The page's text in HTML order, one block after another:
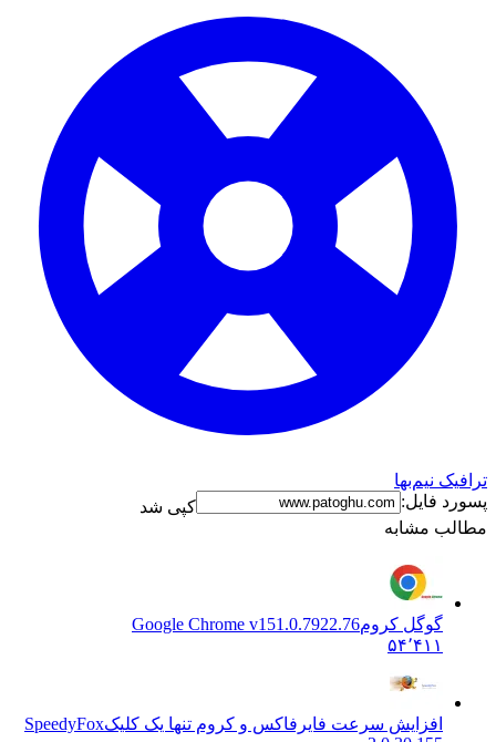
ترافیک نیم‌بها
پسورد فایل:
کپی شد
مطالب مشابه
گوگل کرومGoogle Chrome v151.0.7922.76
۵۴٬۴۱۱
افزایش سرعت فایرفاکس و کروم تنها یک کلیکSpeedyFox